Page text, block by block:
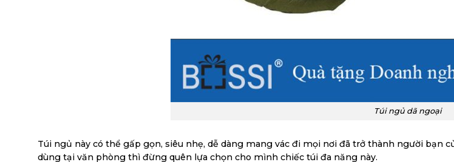
Túi ngủ dã ngoại
Túi ngủ này có thể gấp gọn, siêu nhẹ, dễ dàng mang vác đi mọi nơi đã trở thành người bạn
dùng tại văn phòng thì đừng quên lựa chọn cho mình chiếc túi đa năng này.